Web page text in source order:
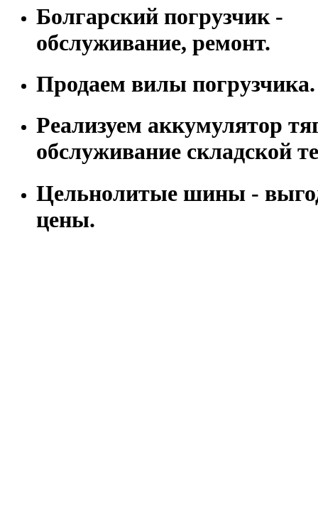
Болгарский погрузчик -
обслуживание, ремонт.
Продаем вилы погрузчика.
Реализуем аккумулятор
обслуживание складской
Цельнолитые шины -
цены.